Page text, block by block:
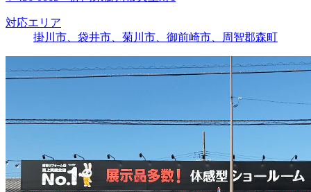
対応エリア
掛川市、袋井市、菊川市、御前崎市、周智郡森町